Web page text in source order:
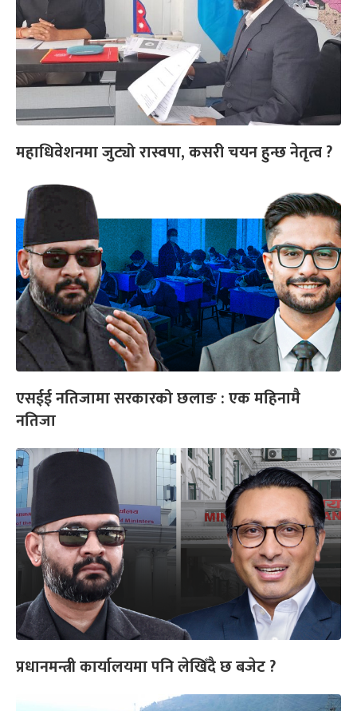
महाधिवेशनमा जुट्यो रास्वपा, कसरी चयन हुन्छ नेतृत्व ?
एसईई नतिजामा सरकारको छलाङ : एक महिनामै
नतिजा
प्रधानमन्त्री कार्यालयमा पनि लेखिँदै छ बजेट ?